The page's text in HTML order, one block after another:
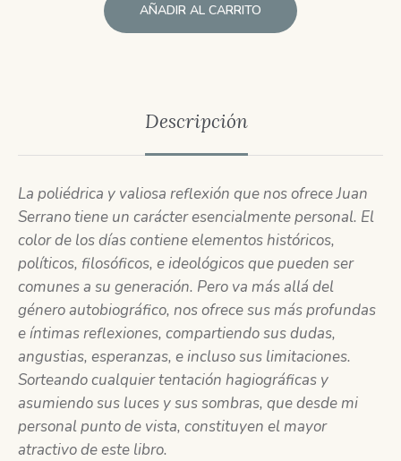
AÑADIR AL CARRITO
Descripción
La poliédrica y valiosa reflexión que nos ofrece Juan
Serrano tiene un carácter esencialmente personal. El
color de los días contiene elementos históricos,
políticos, filosóficos, e ideológicos que pueden ser
comunes a su generación. Pero va más allá del
género autobiográfico, nos ofrece sus más profundas
e íntimas reflexiones, compartiendo sus dudas,
angustias, esperanzas, e incluso sus limitaciones.
Sorteando cualquier tentación hagiográficas y
asumiendo sus luces y sus sombras, que desde mi
personal punto de vista, constituyen el mayor
atractivo de este libro.